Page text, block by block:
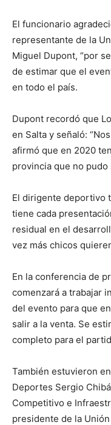
El funcionario
representante de la
Miguel Dupont, “por
de estimar que el
en todo el país.
Dupont recordó que
en Salta y señaló:
afirmó que en 2020
provincia que no
El dirigente deportivo
tiene cada
residual en el
vez más chicos
En la conferencia de
comenzará a trabajar
del evento para que
salir a la venta. Se
completo para el
También estuvieron
Deportes Sergio
Competitivo e
presidente de la